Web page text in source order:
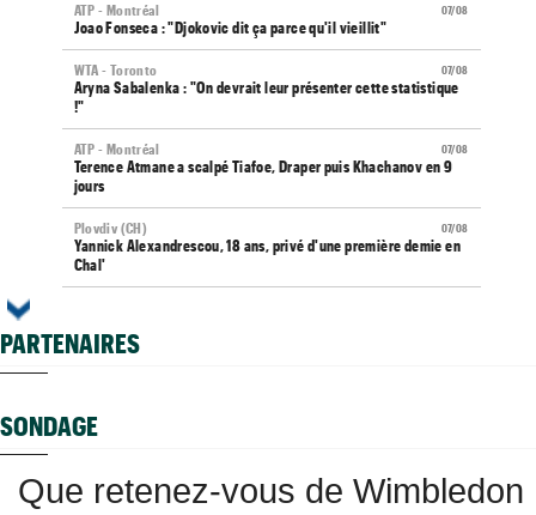
07/08
ATP - Montréal
Joao Fonseca : "Djokovic dit ça parce qu'il vieillit"
07/08
WTA - Toronto
Aryna Sabalenka : "On devrait leur présenter cette statistique
!"
07/08
ATP - Montréal
Terence Atmane a scalpé Tiafoe, Draper puis Khachanov en 9
jours
07/08
Plovdiv (CH)
Yannick Alexandrescou, 18 ans, privé d'une première demie en
Chal'
ATP - Montréal
07/08
Istanbul (CH)
Deux Français dans le dernier carré en Turquie
PARTENAIRES
SONDAGE
Que retenez-vous de Wimbledon